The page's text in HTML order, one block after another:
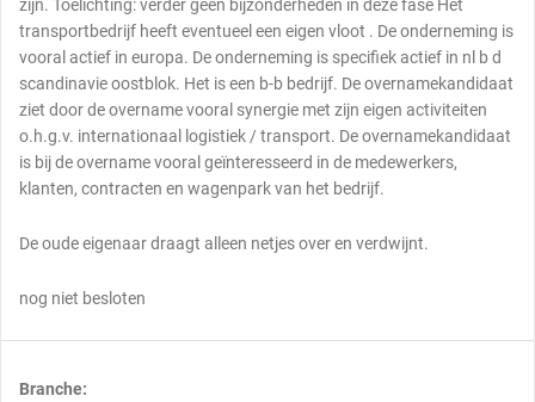
zijn. Toelichting: verder geen bijzonderheden in deze fase Het
transportbedrijf heeft eventueel een eigen vloot . De onderneming is
vooral actief in europa. De onderneming is specifiek actief in nl b d
scandinavie oostblok. Het is een b-b bedrijf. De overnamekandidaat
ziet door de overname vooral synergie met zijn eigen activiteiten
o.h.g.v. internationaal logistiek / transport. De overnamekandidaat
is bij de overname vooral geïnteresseerd in de medewerkers,
klanten, contracten en wagenpark van het bedrijf.
De oude eigenaar draagt alleen netjes over en verdwijnt.
nog niet besloten
Branche: